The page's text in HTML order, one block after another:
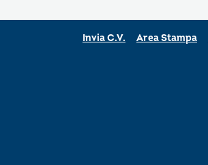
Invia C.V. Area Stampa